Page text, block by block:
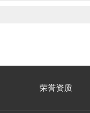
荣誉资质